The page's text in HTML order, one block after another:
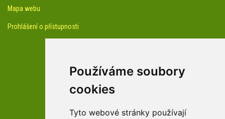
Používáme soubory
cookies
Tyto webové stránky používají
Mapa webu
Prohlášení o přístupnosti